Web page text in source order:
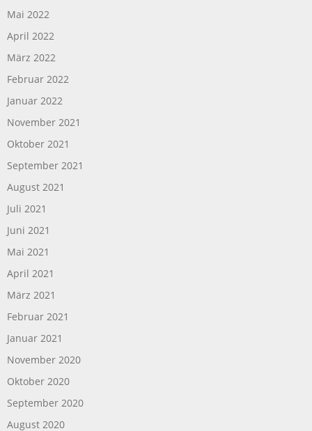
Mai 2022
April 2022
März 2022
Februar 2022
Januar 2022
November 2021
Oktober 2021
September 2021
August 2021
Juli 2021
Juni 2021
Mai 2021
April 2021
März 2021
Februar 2021
Januar 2021
November 2020
Oktober 2020
September 2020
August 2020